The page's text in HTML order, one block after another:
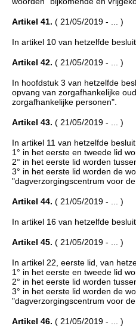
Artikel 41. ( 21/05/2019 - ... )
In artikel 10 van hetzelfde
Artikel 42. ( 21/05/2019 - ... )
In hoofdstuk 3 van hetzelfde
opvang van zorgafhankelijke
zorgafhankelijke personen".
Artikel 43. ( 21/05/2019 - ... )
In artikel 11 van hetzelfde
1° in het eerste en tweede lid
2° in het eerste lid worden
3° in het eerste lid worden de
"dagverzorgingscentrum voor
Artikel 44. ( 21/05/2019 - ... )
In artikel 16 van hetzelfde
Artikel 45. ( 21/05/2019 - ... )
In artikel 22, eerste lid, van
1° in het eerste en tweede lid
2° in het eerste lid worden
3° in het eerste lid worden de
"dagverzorgingscentrum voor
Artikel 46. ( 21/05/2019 - ... )